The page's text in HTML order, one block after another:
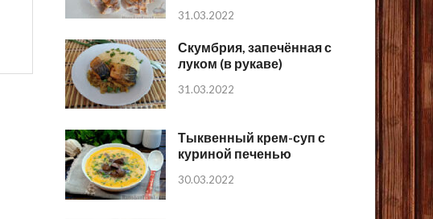
31.03.2022
Скумбрия, запечённая с
луком (в рукаве)
31.03.2022
Тыквенный крем-суп с
куриной печенью
30.03.2022